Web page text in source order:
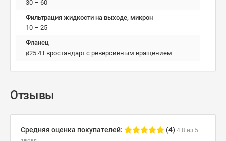
30 – 60
Фильтрация жидкости на выходе, микрон
10 – 25
Фланец
ø25.4 Евростандарт с реверсивным вращением
Отзывы
Средняя оценка покупателей: (4) 4.8 из 5